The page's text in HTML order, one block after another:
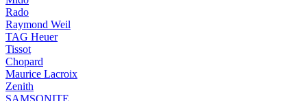
Rado
Raymond Weil
TAG Heuer
Tissot
Chopard
Maurice Lacroix
Zenith
SAMSONITE